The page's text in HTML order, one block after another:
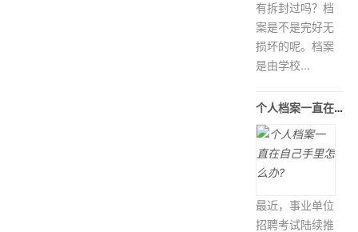
有拆封过吗？档
案是不是完好无
损坏的呢。档案
是由学校...
个人档案一直在自己手里怎么办?
最近，事业单位
招聘考试陆续推